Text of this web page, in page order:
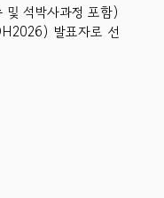
석박사과정 포함)
발표자로 선